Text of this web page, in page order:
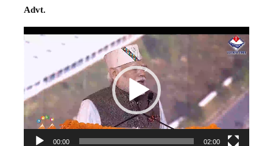
Advt.
Video
00:00 02:00